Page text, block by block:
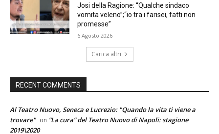
Josi della Ragione: “Qualche sindaco
vomita veleno”;“io tra i farisei, fatti non
promesse”
6 Agosto 2026
Carica altri
RECENT COMMENTS
Al Teatro Nuovo, Seneca e Lucrezio: "Quando la vita ti viene a
trovare" on “La cura” del Teatro Nuovo di Napoli: stagione
2019\2020